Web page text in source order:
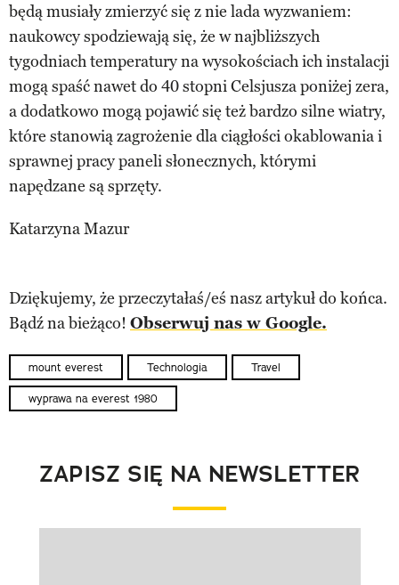
będą musiały zmierzyć się z nie lada wyzwaniem:
naukowcy spodziewają się, że w najbliższych
tygodniach temperatury na wysokościach ich instalacji
mogą spaść nawet do 40 stopni Celsjusza poniżej zera,
a dodatkowo mogą pojawić się też bardzo silne wiatry,
które stanowią zagrożenie dla ciągłości okablowania i
sprawnej pracy paneli słonecznych, którymi
napędzane są sprzęty.
Katarzyna Mazur
Dziękujemy, że przeczytałaś/eś nasz artykuł do końca.
Bądź na bieżąco! Obserwuj nas w Google.
mount everest Technologia Travel
wyprawa na everest 1980
ZAPISZ SIĘ NA NEWSLETTER